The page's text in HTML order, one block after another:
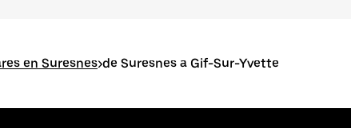
en Suresnes>de Suresnes a Gif-Sur-Yvette